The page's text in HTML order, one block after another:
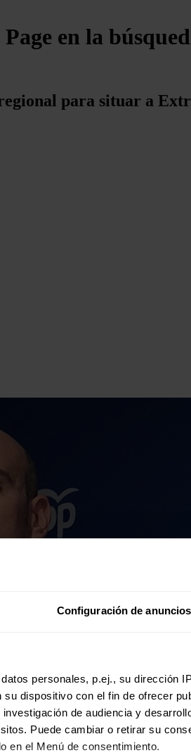
Configuración de anuncios
personales, p.ej., su dirección
dispositivo con el fin de ofrecer
de audiencia y
Puede cambiar o retirar su
en el Menú de consentimiento.
en la
para situar a